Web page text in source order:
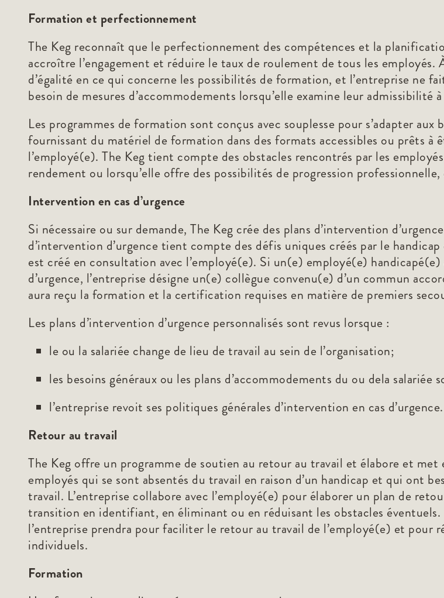
Formation et perfectionnement
The Keg reconnaît que le perfectionnement des compétences et la
accroître l’engagement et réduire le taux de roulement de tous les
d’égalité en ce qui concerne les possibilités de formation, et l’entreprise ne
besoin de mesures d’accommodements lorsqu’elle examine leur
Les programmes de formation sont conçus avec souplesse pour s’adapter
fournissant du matériel de formation dans des formats accessibles ou prêts
l’employé(e). The Keg tient compte des obstacles rencontrés par les
rendement ou lorsqu’elle offre des possibilités de progression professionnelle,
Intervention en cas d’urgence
Si nécessaire ou sur demande, The Keg crée des plans d’intervention
d’intervention d’urgence tient compte des défis uniques créés par le
est créé en consultation avec l’employé(e). Si un(e) employé(e) handicapé(e)
d’urgence, l’entreprise désigne un(e) collègue convenu(e) d’un commun
aura reçu la formation et la certification requises en matière de premiers
Les plans d’intervention d’urgence personnalisés sont revus lorsque :
le ou la salariée change de lieu de travail au sein de l’organisation;
les besoins généraux ou les plans d’accommodements du ou dela salariée
l’entreprise revoit ses politiques générales d’intervention en cas d’urgence.
Retour au travail
The Keg offre un programme de soutien au retour au travail et élabore et
employés qui se sont absentés du travail en raison d’un handicap et qui ont
travail. L’entreprise collabore avec l’employé(e) pour élaborer un plan de
transition en identifiant, en éliminant ou en réduisant les obstacles
l’entreprise prendra pour faciliter le retour au travail de l’employé(e) et pour
individuels.
Formation